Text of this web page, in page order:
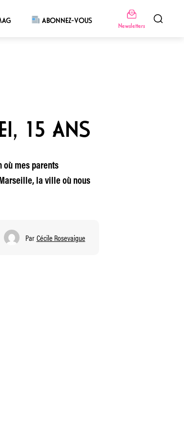
ABONNEZ-VOUS
Newsletters
15 ANS
où mes parents
la ville où nous
Par Cécile Rosevaigue